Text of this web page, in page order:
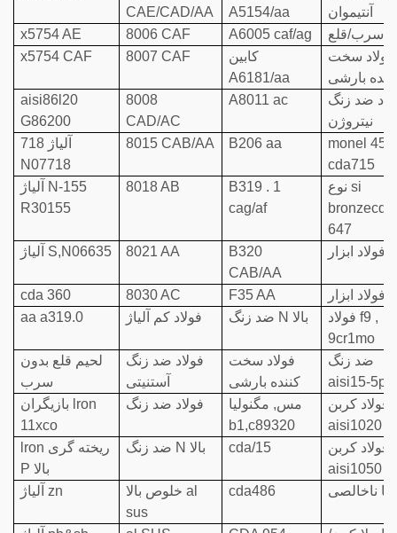
CAE/CAD/AA
A5154/aa
آنتیموان
x5754 AE
8006 CAF A6005 caf/ag
سرب/قلع
x5754 CAF
8007 CAF
کابین
A6181/aa
فولاد سخت
بارشی
aisi86l20
G86200
8008
CAD/AC
A8011 ac
ضد زنگ
نیتروژن
آلیاژ 718
N07718
8015 CAB/AA B206 aa
monel
cda715
آلیاژ N-155
R30155
8018 AB
B319 . 1
cag/af
نوع si
bronzecda
647
آلیاژ S,N06635
8021 AA
B320
CAB/AA
cda 360 8030 AC F35 AA
aa a319.0
فولاد کم آلیاژ ضد زنگ N بالا
فولاد f9 ,
9cr1mo
لحیم قلع بدون
سرب
فولاد ضد زنگ
آستنیتی
فولاد سخت
کننده بارشی
ضد زنگ
aisi15-5ph
بازیگران lron
11xco
فولاد ضد زنگ
مس, مگنولیا
b1,c89320
فولاد کربن
aisi1020
lron ریخته گری
P بالا
ضد زنگ N بالا cda/15
فولاد کربن
aisi1050
آلیاژ zn
خلوص بالا al
sus
cda486 با ناخالصی